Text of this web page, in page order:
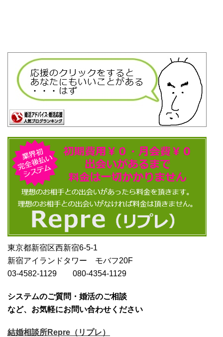
東京都新宿区西新宿6-5-1
新宿アイランドタワー モバフ20F
03-4582-1129 080-4354-1129
システムのご質問・婚活のご相談
など、お気軽にお問い合わせください
結婚相談所Repre（リプレ）